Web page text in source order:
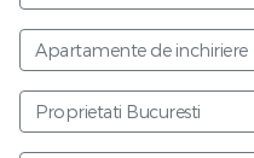
Apartamente de inchiriere
Proprietati Bucuresti